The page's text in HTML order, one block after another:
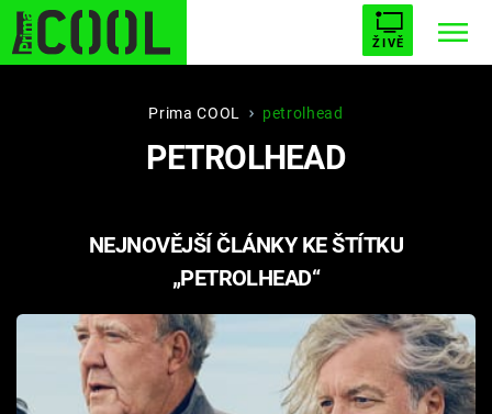
ŽIVĚ
STARHOUSE BUFFY, PŘEMOŽITELKA UPÍRŮ
PLNEJ KOTEL AVENGERS 5
Filmy
Seriály
Prima COOL petrolhead
PETROLHEAD
NEJNOVĚJŠÍ ČLÁNKY KE ŠTÍTKU
„PETROLHEAD“